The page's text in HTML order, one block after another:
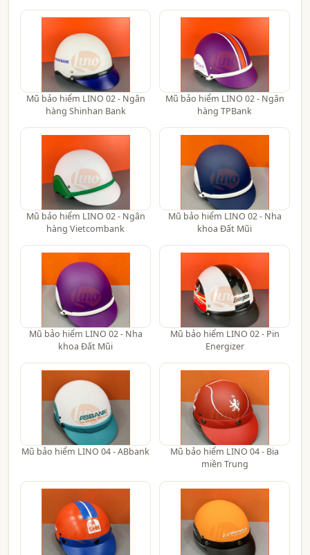
Mũ bảo hiểm LINO 02 - Ngân
hàng Shinhan Bank
Mũ bảo hiểm LINO 02 - Ngân
hàng TPBank
Mũ bảo hiểm LINO 02 - Ngân
hàng Vietcombank
Mũ bảo hiểm LINO 02 - Nha
khoa Đất Mũi
Mũ bảo hiểm LINO 02 - Nha
khoa Đất Mũi
Mũ bảo hiểm LINO 02 - Pin
Energizer
Mũ bảo hiểm LINO 04 - ABbank
Mũ bảo hiểm LINO 04 - Bia
miền Trung